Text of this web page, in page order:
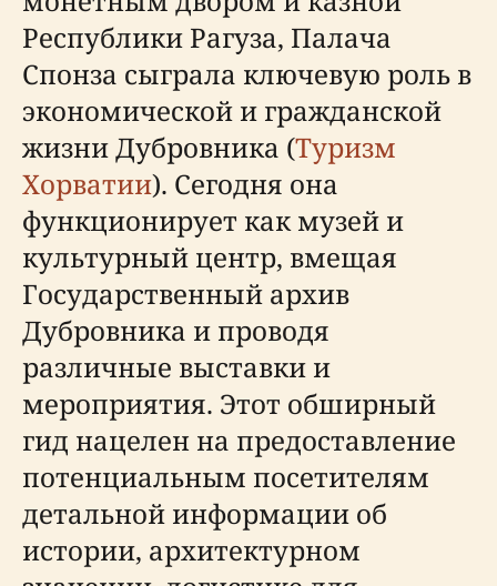
Республики Рагуза, Палача
Спонза сыграла ключевую роль в
экономической и гражданской
жизни Дубровника (Туризм
Хорватии). Сегодня она
функционирует как музей и
культурный центр, вмещая
Государственный архив
Дубровника и проводя
различные выставки и
мероприятия. Этот обширный
гид нацелен на предоставление
потенциальным посетителям
детальной информации об
истории, архитектурном